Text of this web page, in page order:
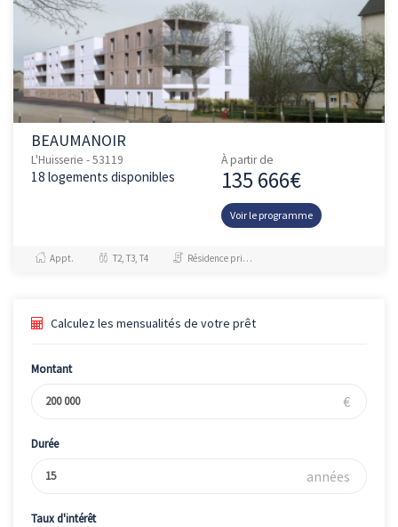
BEAUMANOIR
L'Huisserie - 53119
18 logements disponibles
À partir de
135 666€
Voir le programme
Appt. T2, T3, T4 Résidence principale / PTZ, Investissement et Défiscalisation
Calculez les mensualités de votre prêt
Montant
€
Durée
années
Taux d'intérêt